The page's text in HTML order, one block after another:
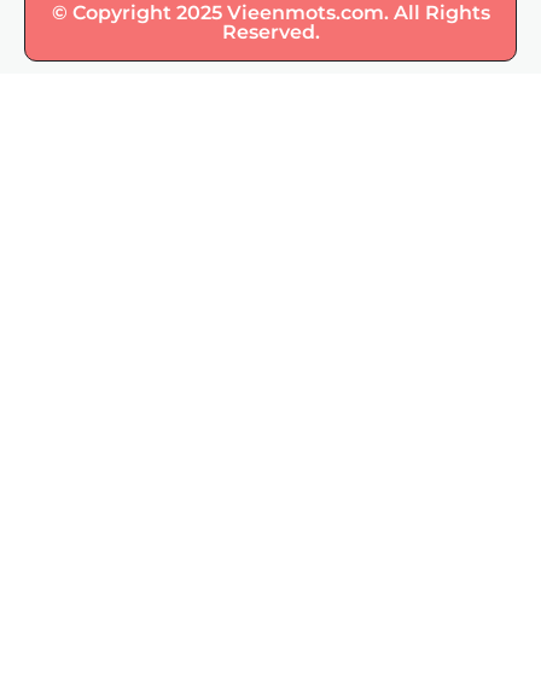
© Copyright 2025 Vieenmots.com. All Rights
Reserved.